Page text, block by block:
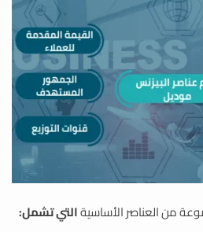
من العناصر الأساسيةالتي تشمل: